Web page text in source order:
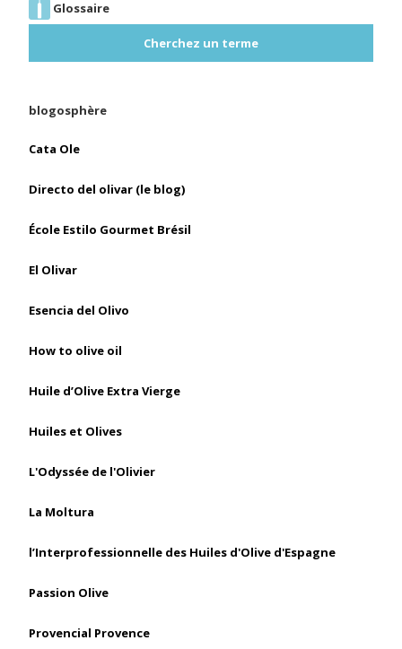
Glossaire
Cherchez un terme
blogosphère
Cata Ole
Directo del olivar (le blog)
École Estilo Gourmet Brésil
El Olivar
Esencia del Olivo
How to olive oil
Huile d’Olive Extra Vierge
Huiles et Olives
L'Odyssée de l'Olivier
La Moltura
l’Interprofessionnelle des Huiles d'Olive d'Espagne
Passion Olive
Provencial Provence